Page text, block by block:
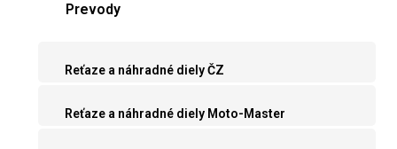
Prevody
Reťaze a náhradné diely ČZ
Reťaze a náhradné diely Moto-Master